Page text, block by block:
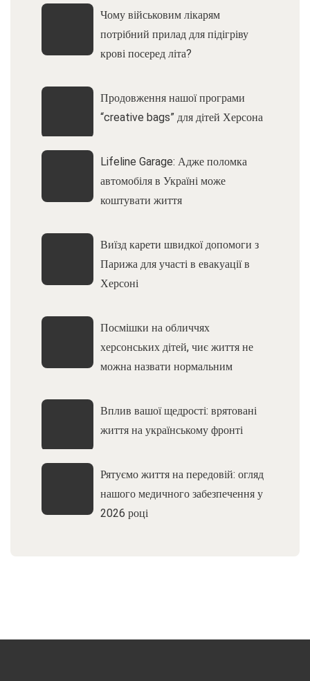
Чому військовим лікарям
потрібний прилад для підігріву
крові посеред літа?
Продовження нашої програми
“creative bags” для дітей Херсона
Lifeline Garage: Адже поломка
автомобіля в Україні може
коштувати життя
Виїзд карети швидкої допомоги з
Парижа для участі в евакуації в
Херсоні
Посмішки на обличчях
херсонських дітей, чиє життя не
можна назвати нормальним
Вплив вашої щедрості: врятовані
життя на українському фронті
Рятуємо життя на передовій: огляд
нашого медичного забезпечення у
2026 році